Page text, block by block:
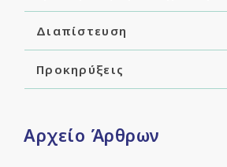
Διαπίστευση
Προκηρύξεις
Αρχείο Άρθρων